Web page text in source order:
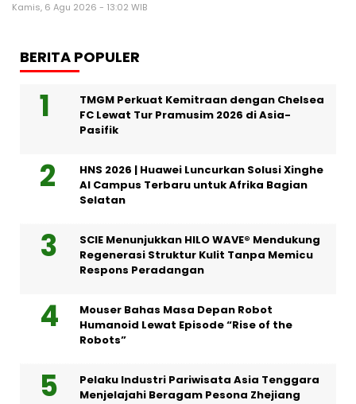
Kamis, 6 Agu 2026 - 13:02 WIB
BERITA POPULER
TMGM Perkuat Kemitraan dengan Chelsea
FC Lewat Tur Pramusim 2026 di Asia-
Pasifik
HNS 2026 | Huawei Luncurkan Solusi Xinghe
AI Campus Terbaru untuk Afrika Bagian
Selatan
SCIE Menunjukkan HILO WAVE® Mendukung
Regenerasi Struktur Kulit Tanpa Memicu
Respons Peradangan
Mouser Bahas Masa Depan Robot
Humanoid Lewat Episode “Rise of the
Robots”
Pelaku Industri Pariwisata Asia Tenggara
Menjelajahi Beragam Pesona Zhejiang